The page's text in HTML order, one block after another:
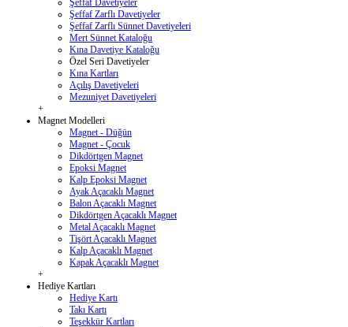
Şeffaf Davetiyeler
Şeffaf Zarflı Davetiyeler
Şeffaf Zarflı Sünnet Davetiyeleri
Mert Sünnet Kataloğu
Kına Davetiye Kataloğu
Özel Seri Davetiyeler
Kına Kartları
Açılış Davetiyeleri
Mezuniyet Davetiyeleri
+
Magnet Modelleri
Magnet - Düğün
Magnet - Çocuk
Dikdörtgen Magnet
Epoksi Magnet
Kalp Epoksi Magnet
Ayak Açacaklı Magnet
Balon Açacaklı Magnet
Dikdörtgen Açacaklı Magnet
Metal Açacaklı Magnet
Tişört Açacaklı Magnet
Kalp Açacaklı Magnet
Kapak Açacaklı Magnet
+
Hediye Kartları
Hediye Kartı
Takı Kartı
Teşekkür Kartları